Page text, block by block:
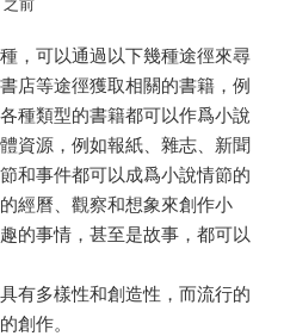
，可以通過以下幾種途徑來尋
店等途徑獲取相關的書籍，例
種類型的書籍都可以作爲小說
資源，例如報紙、雜志、新聞
和事件都可以成爲小說情節的
經曆、觀察和想象來創作小
的事情，甚至是故事，都可以
有多樣性和創造性，而流行的
創作。